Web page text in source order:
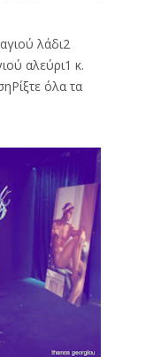
λάδι2
αλεύρι1 κ.
όλα τα